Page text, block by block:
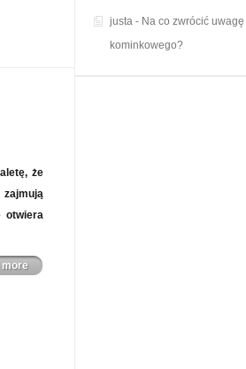
że
otwiera
more
justa - Na co zwrócić
kominkowego?